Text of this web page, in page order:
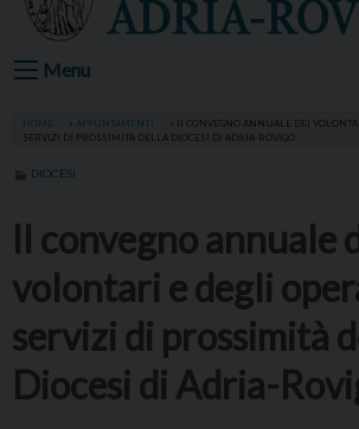
Menu
HOME APPUNTAMENTI
II CONVEGNO ANNUALE DEI
SERVIZI DI PROSSIMITÀ DELLA DIOCESI DI ADRIA-ROVIGO
DIOCESI
II convegno annuale
volontari e degli
servizi di prossimità
Diocesi di Adria-